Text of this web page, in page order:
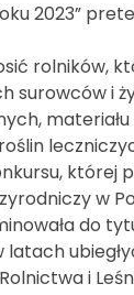
2023”
surowców i
której
w
do
latach
i